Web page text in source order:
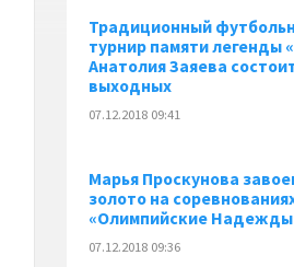
Традиционный
турнир памяти легенды
Анатолия Заяева
выходных
07.12.2018 09:41
Марья Проскунова
золото на
«Олимпийские
07.12.2018 09:36